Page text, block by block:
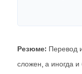
Резюме: Перевод
сложен, а иногда